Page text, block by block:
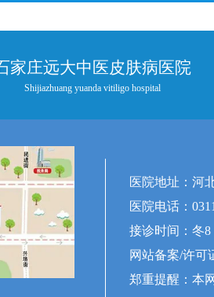
家庄远大中医皮肤病医院
Shijiazhuang yuanda vitiligo hospital
医院地址：河
医院电话：
接诊时间：冬8
网站备案/许可
郑重提醒：本